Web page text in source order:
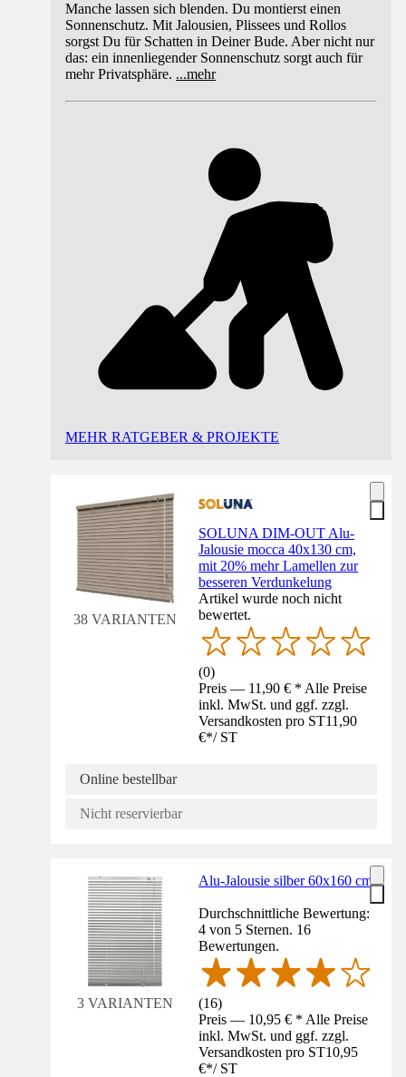
Manche lassen sich blenden. Du montierst einen
Sonnenschutz. Mit Jalousien, Plissees und Rollos
sorgst Du für Schatten in Deiner Bude. Aber nicht nur
das: ein innenliegender Sonnenschutz sorgt auch für
mehr Privatsphäre. ...mehr
MEHR RATGEBER & PROJEKTE
38 VARIANTEN
SOLUNA DIM-OUT Alu-
Jalousie mocca 40x130 cm,
mit 20% mehr Lamellen zur
besseren Verdunkelung
Artikel wurde noch nicht
bewertet.
(0)
Preis — 11,90 € * Alle Preise
inkl. MwSt. und ggf. zzgl.
Versandkosten pro ST11,90
€*/ ST
Online bestellbar
Nicht reservierbar
3 VARIANTEN
Alu-Jalousie silber 60x160 cm
Durchschnittliche Bewertung:
4 von 5 Sternen. 16
Bewertungen.
(16)
Preis — 10,95 € * Alle Preise
inkl. MwSt. und ggf. zzgl.
Versandkosten pro ST10,95
€*/ ST